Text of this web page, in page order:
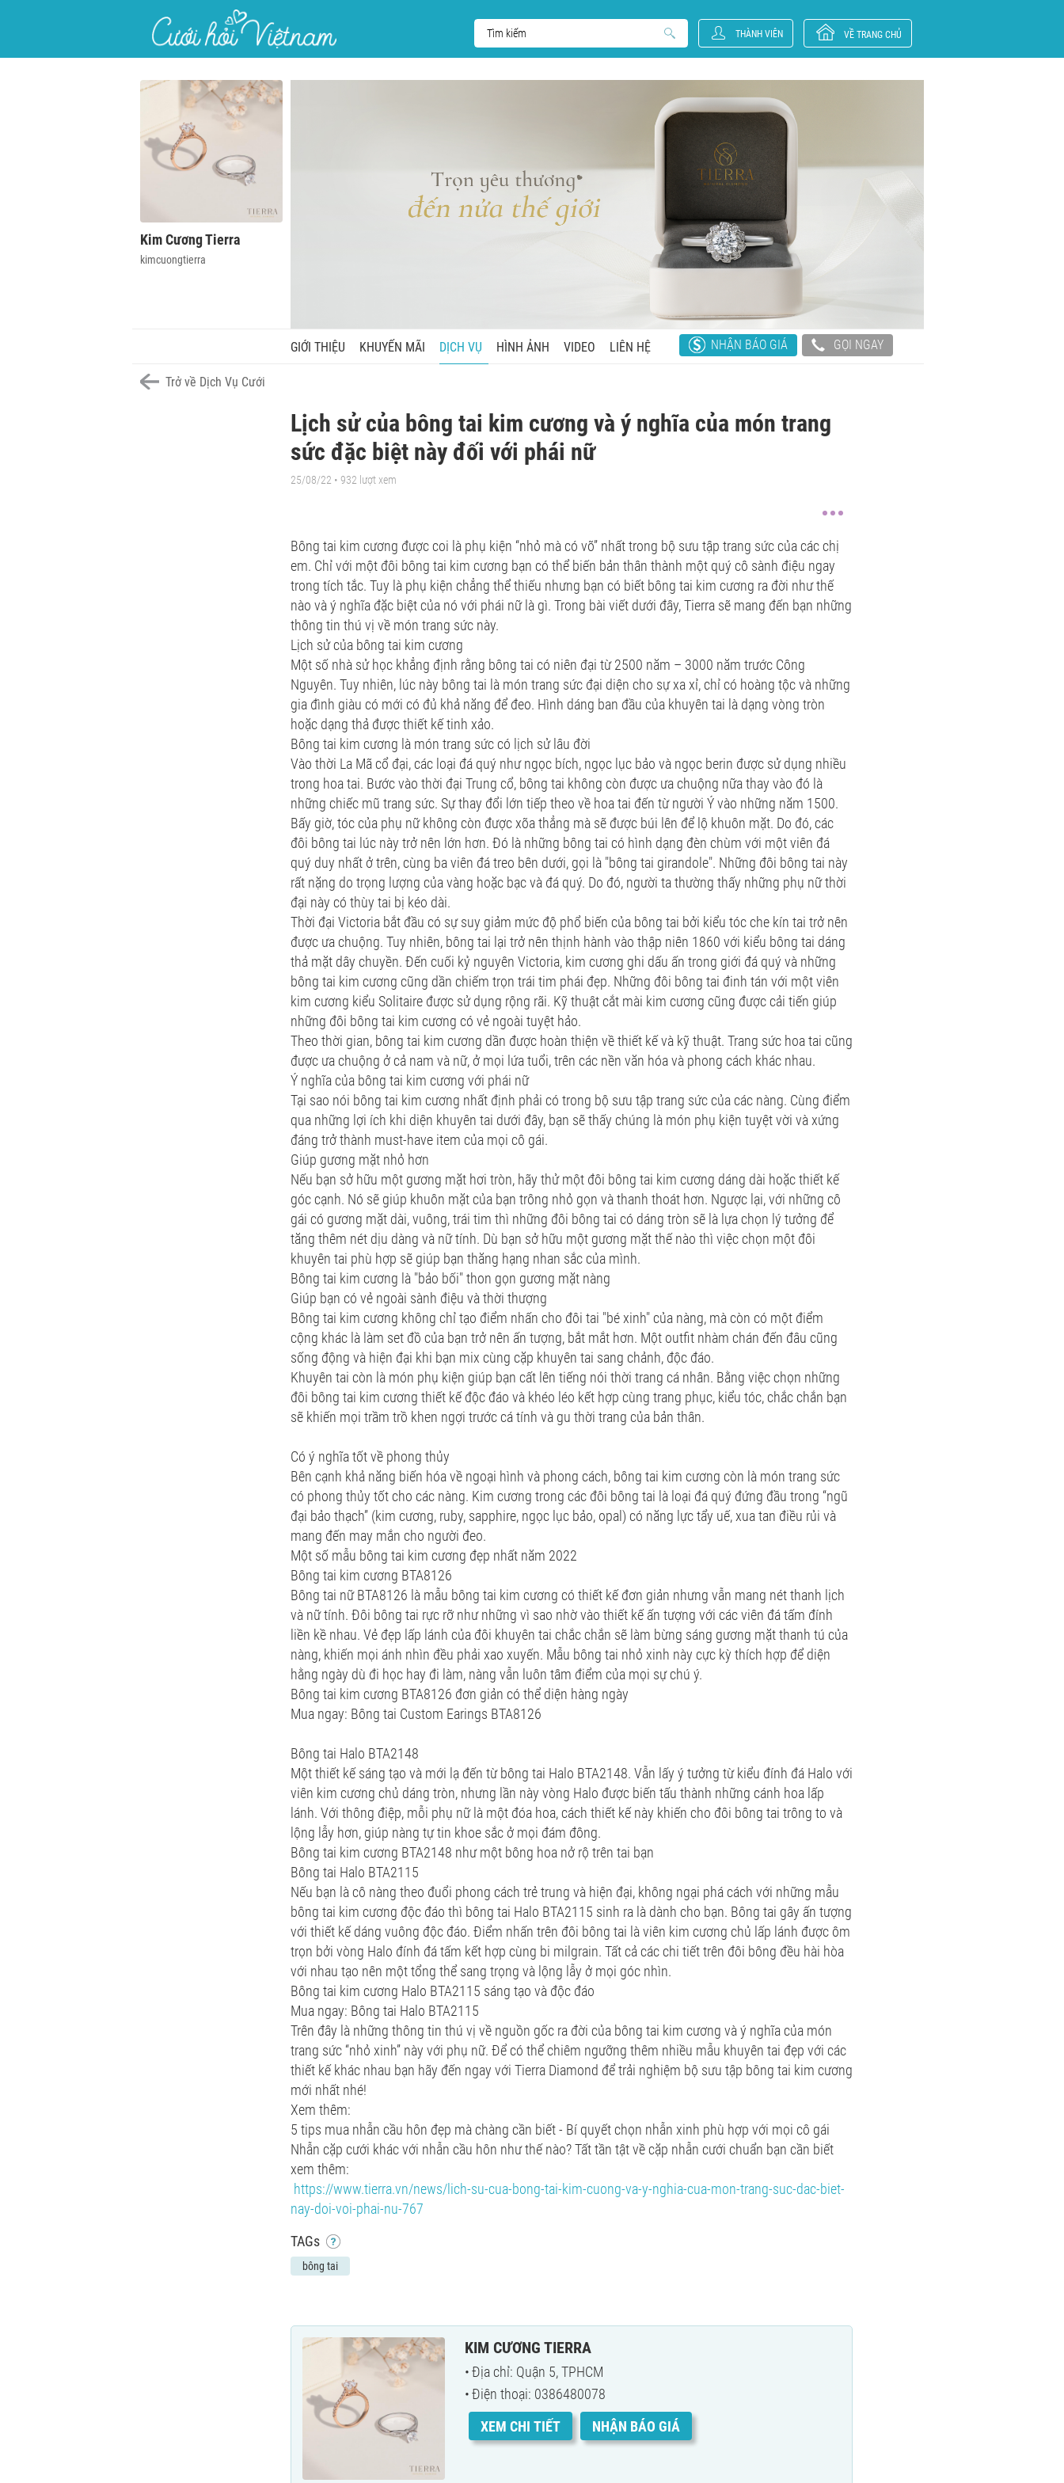
THÀNH VIÊN VỀ TRANG CHỦ
Kim Cương Tierra
kimcuongtierra
GIỚI THIỆU KHUYẾN MÃI DỊCH VỤ HÌNH ẢNH VIDEO LIÊN HỆ NHẬN BÁO GIÁ GỌI NGAY
Trở về Dịch Vụ Cưới
Lịch sử của bông tai kim cương và ý nghĩa của món trang
sức đặc biệt này đối với phái nữ
25/08/22 • 932 lượt xem
Bông tai kim cương được coi là phụ kiện “nhỏ mà có võ” nhất trong bộ sưu tập trang sức của các chị
em. Chỉ với một đôi bông tai kim cương bạn có thể biến bản thân thành một quý cô sành điệu ngay
trong tích tắc. Tuy là phụ kiện chẳng thể thiếu nhưng bạn có biết bông tai kim cương ra đời như thế
nào và ý nghĩa đặc biệt của nó với phái nữ là gì. Trong bài viết dưới đây, Tierra sẽ mang đến bạn những
thông tin thú vị về món trang sức này.
Lịch sử của bông tai kim cương
Một số nhà sử học khẳng định rằng bông tai có niên đại từ 2500 năm – 3000 năm trước Công
Nguyên. Tuy nhiên, lúc này bông tai là món trang sức đại diện cho sự xa xỉ, chỉ có hoàng tộc và những
gia đình giàu có mới có đủ khả năng để đeo. Hình dáng ban đầu của khuyên tai là dạng vòng tròn
hoặc dạng thả được thiết kế tinh xảo.
Bông tai kim cương là món trang sức có lịch sử lâu đời
Vào thời La Mã cổ đại, các loại đá quý như ngọc bích, ngọc lục bảo và ngọc berin được sử dụng nhiều
trong hoa tai. Bước vào thời đại Trung cổ, bông tai không còn được ưa chuộng nữa thay vào đó là
những chiếc mũ trang sức. Sự thay đổi lớn tiếp theo về hoa tai đến từ người Ý vào những năm 1500.
Bấy giờ, tóc của phụ nữ không còn được xõa thẳng mà sẽ được búi lên để lộ khuôn mặt. Do đó, các
đôi bông tai lúc này trở nên lớn hơn. Đó là những bông tai có hình dạng đèn chùm với một viên đá
quý duy nhất ở trên, cùng ba viên đá treo bên dưới, gọi là "bông tai girandole". Những đôi bông tai này
rất nặng do trọng lượng của vàng hoặc bạc và đá quý. Do đó, người ta thường thấy những phụ nữ thời
đại này có thùy tai bị kéo dài.
Thời đại Victoria bắt đầu có sự suy giảm mức độ phổ biến của bông tai bởi kiểu tóc che kín tai trở nên
được ưa chuộng. Tuy nhiên, bông tai lại trở nên thịnh hành vào thập niên 1860 với kiểu bông tai dáng
thả mặt dây chuyền. Đến cuối kỷ nguyên Victoria, kim cương ghi dấu ấn trong giới đá quý và những
bông tai kim cương cũng dần chiếm trọn trái tim phái đẹp. Những đôi bông tai đinh tán với một viên
kim cương kiểu Solitaire được sử dụng rộng rãi. Kỹ thuật cắt mài kim cương cũng được cải tiến giúp
những đôi bông tai kim cương có vẻ ngoài tuyệt hảo.
Theo thời gian, bông tai kim cương dần được hoàn thiện về thiết kế và kỹ thuật. Trang sức hoa tai cũng
được ưa chuộng ở cả nam và nữ, ở mọi lứa tuổi, trên các nền văn hóa và phong cách khác nhau.
Ý nghĩa của bông tai kim cương với phái nữ
Tại sao nói bông tai kim cương nhất định phải có trong bộ sưu tập trang sức của các nàng. Cùng điểm
qua những lợi ích khi diện khuyên tai dưới đây, bạn sẽ thấy chúng là món phụ kiện tuyệt vời và xứng
đáng trở thành must-have item của mọi cô gái.
Giúp gương mặt nhỏ hơn
Nếu bạn sở hữu một gương mặt hơi tròn, hãy thử một đôi bông tai kim cương dáng dài hoặc thiết kế
góc cạnh. Nó sẽ giúp khuôn mặt của bạn trông nhỏ gọn và thanh thoát hơn. Ngược lại, với những cô
gái có gương mặt dài, vuông, trái tim thì những đôi bông tai có dáng tròn sẽ là lựa chọn lý tưởng để
tăng thêm nét dịu dàng và nữ tính. Dù bạn sở hữu một gương mặt thế nào thì việc chọn một đôi
khuyên tai phù hợp sẽ giúp bạn thăng hạng nhan sắc của mình.
Bông tai kim cương là "bảo bối" thon gọn gương mặt nàng
Giúp bạn có vẻ ngoài sành điệu và thời thượng
Bông tai kim cương không chỉ tạo điểm nhấn cho đôi tai "bé xinh" của nàng, mà còn có một điểm
cộng khác là làm set đồ của bạn trở nên ấn tượng, bắt mắt hơn. Một outfit nhàm chán đến đâu cũng
sống động và hiện đại khi bạn mix cùng cặp khuyên tai sang chảnh, độc đáo.
Khuyên tai còn là món phụ kiện giúp bạn cất lên tiếng nói thời trang cá nhân. Bằng việc chọn những
đôi bông tai kim cương thiết kế độc đáo và khéo léo kết hợp cùng trang phục, kiểu tóc, chắc chắn bạn
sẽ khiến mọi trầm trồ khen ngợi trước cá tính và gu thời trang của bản thân.
Có ý nghĩa tốt về phong thủy
Bên cạnh khả năng biến hóa về ngoại hình và phong cách, bông tai kim cương còn là món trang sức
có phong thủy tốt cho các nàng. Kim cương trong các đôi bông tai là loại đá quý đứng đầu trong “ngũ
đại bảo thạch” (kim cương, ruby, sapphire, ngọc lục bảo, opal) có năng lực tẩy uế, xua tan điều rủi và
mang đến may mắn cho người đeo.
Một số mẫu bông tai kim cương đẹp nhất năm 2022
Bông tai kim cương BTA8126
Bông tai nữ BTA8126 là mẫu bông tai kim cương có thiết kế đơn giản nhưng vẫn mang nét thanh lịch
và nữ tính. Đôi bông tai rực rỡ như những vì sao nhờ vào thiết kế ấn tượng với các viên đá tấm đính
liền kề nhau. Vẻ đẹp lấp lánh của đôi khuyên tai chắc chắn sẽ làm bừng sáng gương mặt thanh tú của
nàng, khiến mọi ánh nhìn đều phải xao xuyến. Mẫu bông tai nhỏ xinh này cực kỳ thích hợp để diện
hằng ngày dù đi học hay đi làm, nàng vẫn luôn tâm điểm của mọi sự chú ý.
Bông tai kim cương BTA8126 đơn giản có thể diện hàng ngày
Mua ngay: Bông tai Custom Earings BTA8126
Bông tai Halo BTA2148
Một thiết kế sáng tạo và mới lạ đến từ bông tai Halo BTA2148. Vẫn lấy ý tưởng từ kiểu đính đá Halo với
viên kim cương chủ dáng tròn, nhưng lần này vòng Halo được biến tấu thành những cánh hoa lấp
lánh. Với thông điệp, mỗi phụ nữ là một đóa hoa, cách thiết kế này khiến cho đôi bông tai trông to và
lộng lẫy hơn, giúp nàng tự tin khoe sắc ở mọi đám đông.
Bông tai kim cương BTA2148 như một bông hoa nở rộ trên tai bạn
Bông tai Halo BTA2115
Nếu bạn là cô nàng theo đuổi phong cách trẻ trung và hiện đại, không ngại phá cách với những mẫu
bông tai kim cương độc đáo thì bông tai Halo BTA2115 sinh ra là dành cho bạn. Bông tai gây ấn tượng
với thiết kế dáng vuông độc đáo. Điểm nhấn trên đôi bông tai là viên kim cương chủ lấp lánh được ôm
trọn bởi vòng Halo đính đá tấm kết hợp cùng bi milgrain. Tất cả các chi tiết trên đôi bông đều hài hòa
với nhau tạo nên một tổng thể sang trọng và lộng lẫy ở mọi góc nhìn.
Bông tai kim cương Halo BTA2115 sáng tạo và độc đáo
Mua ngay: Bông tai Halo BTA2115
Trên đây là những thông tin thú vị về nguồn gốc ra đời của bông tai kim cương và ý nghĩa của món
trang sức “nhỏ xinh” này với phụ nữ. Để có thể chiêm ngưỡng thêm nhiều mẫu khuyên tai đẹp với các
thiết kế khác nhau bạn hãy đến ngay với Tierra Diamond để trải nghiệm bộ sưu tập bông tai kim cương
mới nhất nhé!
Xem thêm:
5 tips mua nhẫn cầu hôn đẹp mà chàng cần biết - Bí quyết chọn nhẫn xinh phù hợp với mọi cô gái
Nhẫn cặp cưới khác với nhẫn cầu hôn như thế nào? Tất tần tật về cặp nhẫn cưới chuẩn bạn cần biết
xem thêm:
https://www.tierra.vn/news/lich-su-cua-bong-tai-kim-cuong-va-y-nghia-cua-mon-trang-suc-dac-biet-
nay-doi-voi-phai-nu-767
TAGs
bông tai
KIM CƯƠNG TIERRA
Địa chỉ: Quận 5, TPHCM
Điện thoại: 0386480078
XEM CHI TIẾT
NHẬN BÁO GIÁ